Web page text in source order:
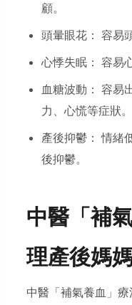
顧。
頭暈眼花： 容易
心悸失眠： 容易
血糖波動： 容易
力、心慌等症狀。
產後抑鬱： 情緒
後抑鬱。
中醫「補
理產後媽
中醫「補氣養血」